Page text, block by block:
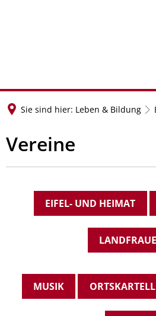
Sie sind hier: Leben & Bildung
Vereine
EIFEL- UND HEIMAT
MUSIK